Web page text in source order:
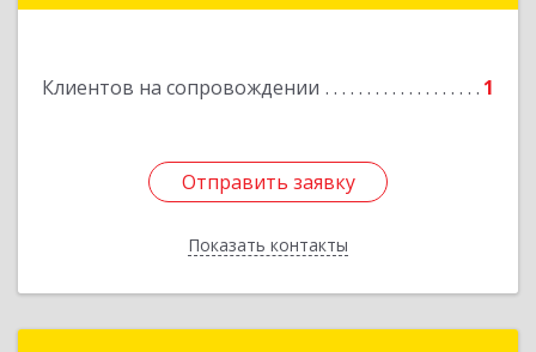
Клиентов на сопровождении 1
Отправить заявку
Показать контакты
Отправить заявку
Назад